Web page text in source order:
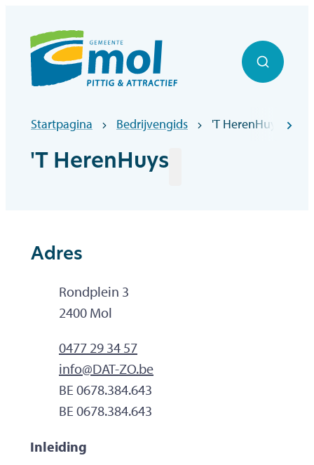
Officiële website gemeentebestuur Mol
Zoek
Startpagina Bedrijvengids 'T HerenHuys
'T HerenHuys
Adres
AdresRondplein 3
,2400 Mol
0477 29 34 57
E-mailadres
info@DAT-ZO.be
Ondernemingsnummer
BE 0678.384.643
BTW nr.BE 0678.384.643
Inleiding